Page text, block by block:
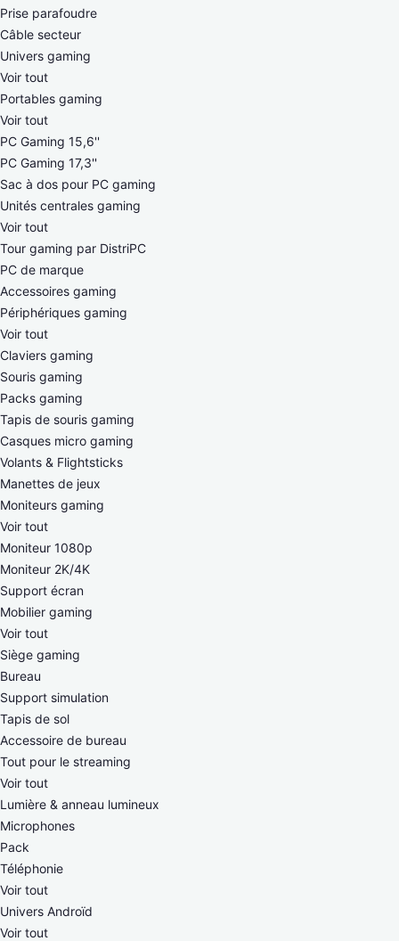
Prise parafoudre
Câble secteur
Univers gaming
Voir tout
Portables gaming
Voir tout
PC Gaming 15,6''
PC Gaming 17,3''
Sac à dos pour PC gaming
Unités centrales gaming
Voir tout
Tour gaming par DistriPC
PC de marque
Accessoires gaming
Périphériques gaming
Voir tout
Claviers gaming
Souris gaming
Packs gaming
Tapis de souris gaming
Casques micro gaming
Volants & Flightsticks
Manettes de jeux
Moniteurs gaming
Voir tout
Moniteur 1080p
Moniteur 2K/4K
Support écran
Mobilier gaming
Voir tout
Siège gaming
Bureau
Support simulation
Tapis de sol
Accessoire de bureau
Tout pour le streaming
Voir tout
Lumière & anneau lumineux
Microphones
Pack
Téléphonie
Voir tout
Univers Androïd
Voir tout